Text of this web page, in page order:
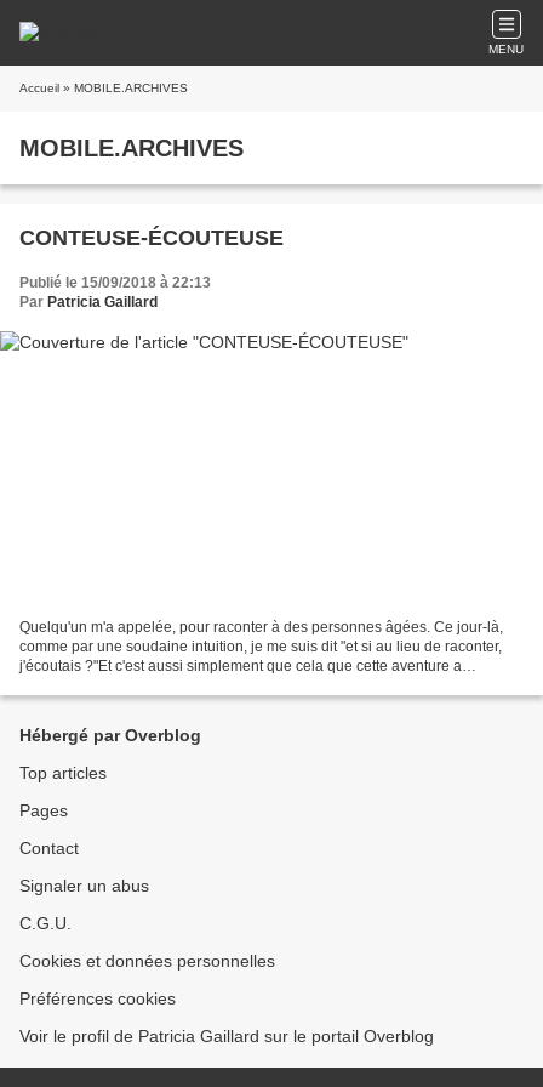
MENU
Accueil » MOBILE.ARCHIVES
MOBILE.ARCHIVES
CONTEUSE-ÉCOUTEUSE
Publié le 15/09/2018 à 22:13
Par Patricia Gaillard
Quelqu'un m'a appelée, pour raconter à des personnes âgées. Ce jour-là,
comme par une soudaine intuition, je me suis dit "et si au lieu de raconter,
j'écoutais ?"Et c'est aussi simplement que cela que cette aventure a
Hébergé par Overblog
Top articles
Pages
Contact
Signaler un abus
C.G.U.
Cookies et données personnelles
Préférences cookies
Voir le profil de Patricia Gaillard sur le portail Overblog